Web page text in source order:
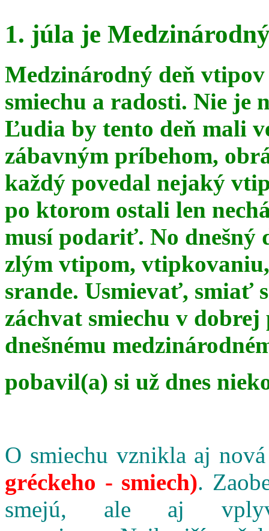
1. júla je
Medzinárodný deň
smiechu a radosti. Nie je
Ľudia by tento deň mali
zábavným príbehom,
každý povedal nejaký
po ktorom ostali len
musí podariť. No dnešný
zlým vtipom,
srande. Usmievať, smiať
záchvat smiechu v
dnešnému
pobavil(a) si už dnes
O smiechu vznikla aj
gréckeho - smiech).
smejú, ale aj